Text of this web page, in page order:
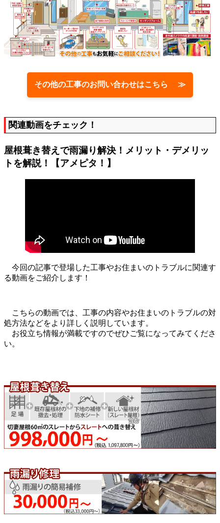
その他の工事のお問い合わせはこちら ≫
関連動画をチェック！
屋根葺き替えで雨漏り解決！メリット・デメリッ
トを解説！【アメピタ！】
今回の記事で登場した工事やお住まいのトラブルに関連す
る動画をご紹介します！
こちらの動画では、工事の内容やお住まいのトラブルの対
処方法などをより詳しく説明しています。
お役立ち情報が満載ですのでぜひご覧になってみてくださ
い。